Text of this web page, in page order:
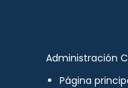
Administración
Página